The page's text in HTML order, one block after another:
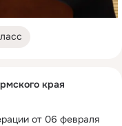
края
от 06 февраля